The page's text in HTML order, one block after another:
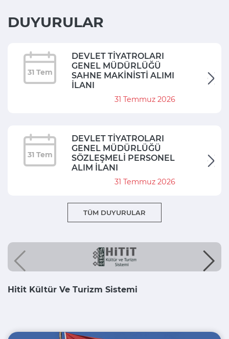
DUYURULAR
31 Tem
DEVLET TİYATROLARI
GENEL MÜDÜRLÜĞÜ
SAHNE MAKİNİSTİ ALIMI
İLANI
31 Temmuz 2026
31 Tem
DEVLET TİYATROLARI
GENEL MÜDÜRLÜĞÜ
SÖZLEŞMELİ PERSONEL
ALIM İLANI
31 Temmuz 2026
TÜM DUYURULAR
Hitit Kültür Ve Turizm Sistemi